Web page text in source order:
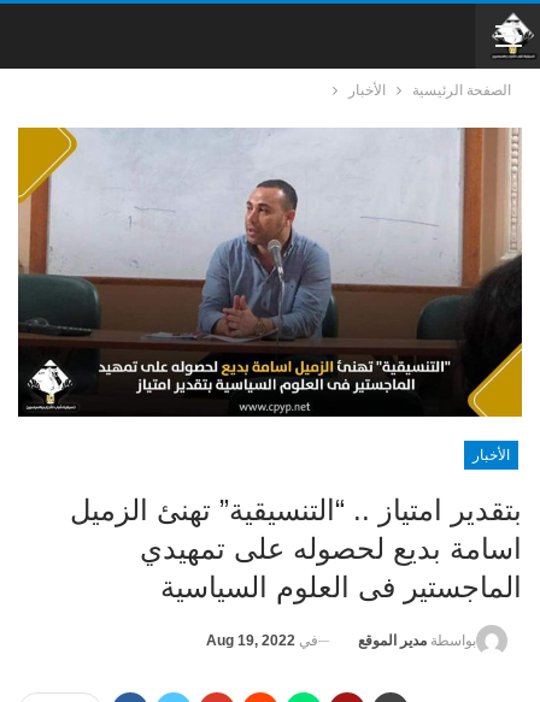
الصفحة الرئيسية الأخبار
الأخبار
بتقدير امتياز .. “التنسيقية” تهنئ الزميل
اسامة بديع لحصوله على تمهيدي
الماجستير فى العلوم السياسية
بواسطة مدير الموقع في Aug 19, 2022